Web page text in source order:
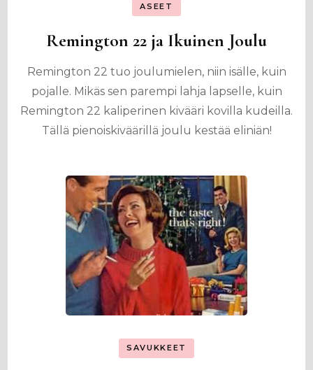
ASEET
Remington 22 ja Ikuinen Joulu
Remington 22 tuo joulumielen, niin isälle, kuin
pojalle. Mikäs sen parempi lahja lapselle, kuin
Remington 22 kaliperinen kivääri kovilla kudeilla.
Tällä pienoiskiväärillä joulu kestää eliniän!
SAVUKKEET